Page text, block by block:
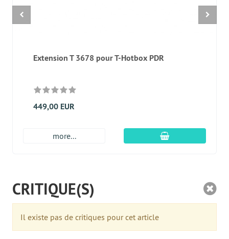
Extension T 3678 pour T-Hotbox PDR
449,00 EUR
more... Ajouter au panier
CRITIQUE(S)
Il existe pas de critiques pour cet article